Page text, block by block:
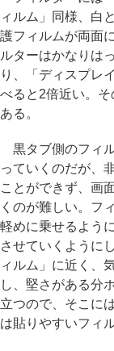
ィルム」同様、白
護フィルムが両面
ルターはかなりは
り、「ディスプレ
べると2倍近い。
ある。
黒タブ側のフィ
っていくのだが、
ことができず、画
くのが難しい。フ
軽めに乗せるよう
させていくように
ィルム」に近く、
し、堅さがある分
立つので、そこに
は貼りやすいフィ